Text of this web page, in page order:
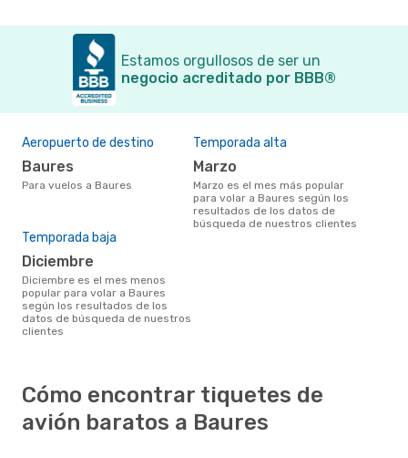
Estamos orgullosos de ser un
negocio acreditado por BBB®
Aeropuerto de destino
Baures
Para vuelos a Baures
Temporada alta
marzo
marzo es el mes más popular
para volar a Baures según los
resultados de los datos de
búsqueda de nuestros clientes
Temporada baja
diciembre
diciembre es el mes menos
popular para volar a Baures
según los resultados de los
datos de búsqueda de nuestros
clientes
Cómo encontrar tiquetes de
avión baratos a Baures